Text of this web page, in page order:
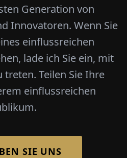
Generation von
Innovatoren. Wenn Sie
einflussreichen
lade ich Sie ein, mit
treten. Teilen Sie Ihre
einflussreichen
SIE UNS